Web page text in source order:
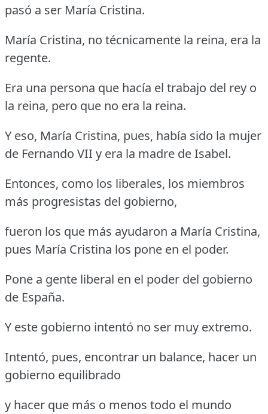
pasó a ser María Cristina.
María Cristina, no técnicamente la reina, era la
regente.
Era una persona que hacía el trabajo del rey o
la reina, pero que no era la reina.
Y eso, María Cristina, pues, había sido la mujer
de Fernando VII y era la madre de Isabel.
Entonces, como los liberales, los miembros
más progresistas del gobierno,
fueron los que más ayudaron a María Cristina,
pues María Cristina los pone en el poder.
Pone a gente liberal en el poder del gobierno
de España.
Y este gobierno intentó no ser muy extremo.
Intentó, pues, encontrar un balance, hacer un
gobierno equilibrado
y hacer que más o menos todo el mundo